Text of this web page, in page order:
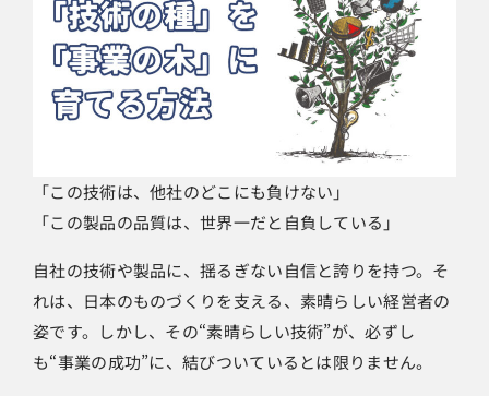
「この技術は、他社のどこにも負けない」
「この製品の品質は、世界一だと自負している」
自社の技術や製品に、揺るぎない自信と誇りを持つ。そ
れは、日本のものづくりを支える、素晴らしい経営者の
姿です。しかし、その“素晴らしい技術”が、必ずし
も“事業の成功”に、結びついているとは限りません。